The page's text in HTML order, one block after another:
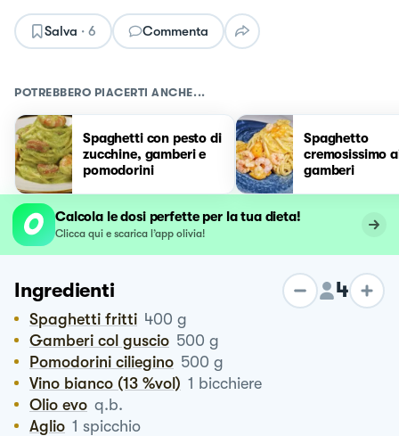
Salva · 6 Commenta
POTREBBERO PIACERTI ANCHE...
Spaghetti con pesto di
zucchine, gamberi e
pomodorini
Spaghetto
cremosissimo
gamberi
Calcola le dosi perfette per la tua dieta!
Clicca qui e scarica l’app olivia!
Ingredienti 4
Spaghetti fritti 400 g
Gamberi col guscio 500 g
Pomodorini ciliegino 500 g
Vino bianco (13 %vol) 1 bicchiere
Olio evo q.b.
Aglio 1 spicchio